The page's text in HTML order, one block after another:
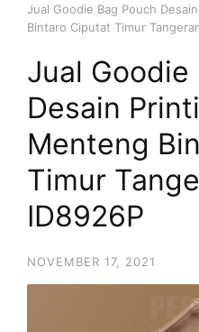
Jual Goodie Bag Pouch
Bintaro Ciputat Timur
Jual Goodie
Desain
Menteng
Timur
ID8926P
NOVEMBER 17, 2021